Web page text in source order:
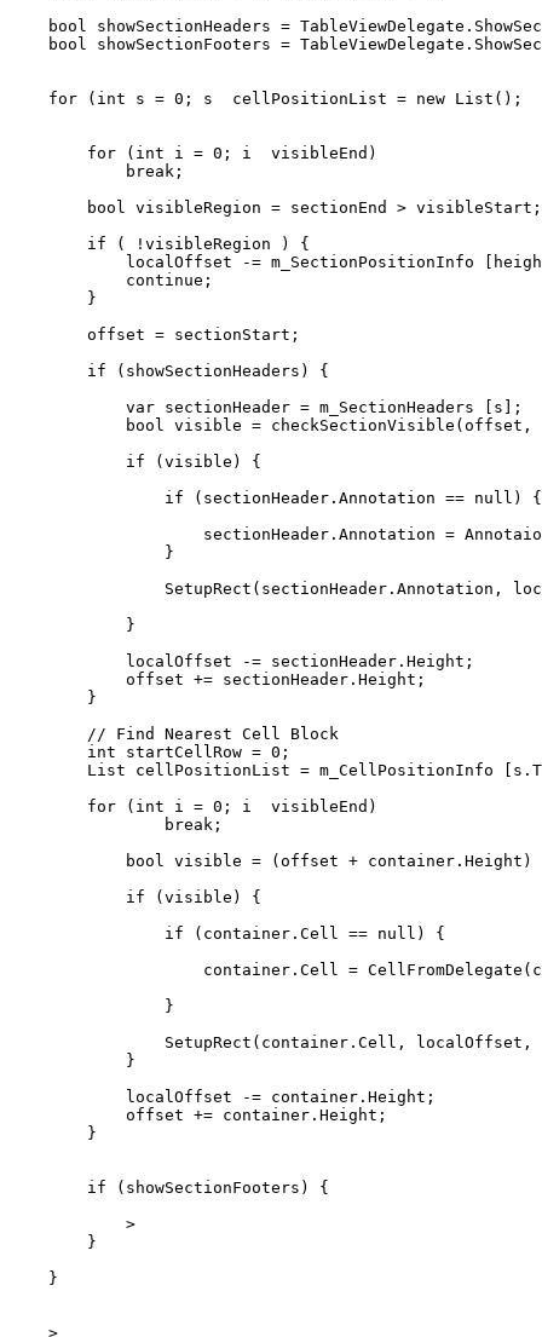
bool showSectionHeaders =
bool showSectionFooters =
    for (int s = 0; s  cellPositionList = new List();
        for (int i = 0; i  visibleEnd)
            break;
        bool visibleRegion = sectionEnd > visibleStart;
        if ( !visibleRegion ) {
localOffset -= m_SectionPositionInfo
            continue;
        }
        offset = sectionStart;
        if (showSectionHeaders) {
            var sectionHeader = m_SectionHeaders [s];
bool visible = checkSectionVisible(offset,
            if (visible) {
                if (sectionHeader.Annotation == null) {
sectionHeader.Annotation =
                }
SetupRect(sectionHeader.Annotation,
            }
            localOffset -= sectionHeader.Height;
            offset += sectionHeader.Height;
        }
        // Find Nearest Cell Block
        int startCellRow = 0;
List cellPositionList = m_CellPositionInfo
        for (int i = 0; i  visibleEnd)
                break;
bool visible = (offset + container.Height)
            if (visible) {
                if (container.Cell == null) {
container.Cell =
                }
SetupRect(container.Cell, localOffset,
            }
            localOffset -= container.Height;
            offset += container.Height;
        }
        if (showSectionFooters) {
            >
        }
    }
    >